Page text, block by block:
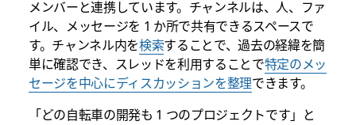
メンバーと連携しています。チャンネルは、人、ファ
イル、メッセージを 1 か所で共有できるスペースで
す。チャンネル内を検索することで、過去の経緯を簡
単に確認でき、スレッドを利用することで特定のメッ
セージを中心にディスカッションを整理できます。
「どの自転車の開発も 1 つのプロジェクトです」と